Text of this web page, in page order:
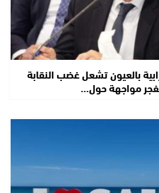
بالعيون تشعل غضب النقابة
مواجهة حول…